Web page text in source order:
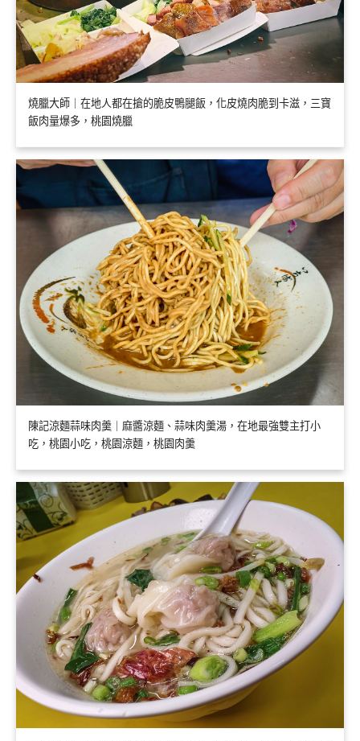
燒臘大師｜在地人都在搶的脆皮鴨腿飯，化皮燒肉脆到卡滋，三寶
飯肉量爆多，桃園燒臘
陳記涼麵蒜味肉羹｜麻醬涼麵、蒜味肉羹湯，在地最強雙主打小
吃，桃園小吃，桃園涼麵，桃園肉羹